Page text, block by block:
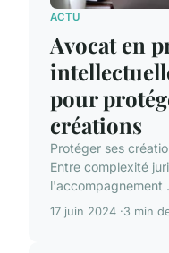
ACTU
Avocat en
pour
créations
Protéger ses
Entre complexité
l'accompagnement
17 juin 2024 3 min